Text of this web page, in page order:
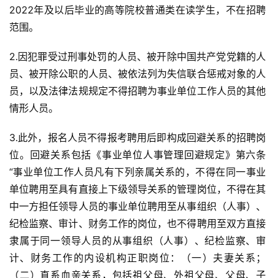
2022年及以后毕业的高等院校普通类在读学生，不在招聘
范围。
2.因犯罪受过刑事处罚的人员、被开除中国共产党党籍的人
员、被开除公职的人员、被依法列为失信联合惩戒对象的人
员，以及法律法规规定不得招聘为事业单位工作人员的其他
情形人员。
3.此外，报名人员不得报考聘用后即构成回避关系的招聘岗
位。回避关系包括《事业单位人事管理回避规定》第六条
“事业单位工作人员凡有下列亲属关系的，不得在同一事业
单位聘用至具有直接上下级领导关系的管理岗位，不得在其
中一方担任领导人员的事业单位聘用至从事组织（人事）、
纪检监察、审计、财务工作的岗位，也不得聘用至双方直接
隶属于同一领导人员的从事组织（人事）、纪检监察、审
计、财务工作的内设机构正职岗位：（一）夫妻关系；
（二）直系血亲关系，包括祖父母、外祖父母、父母、子